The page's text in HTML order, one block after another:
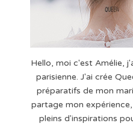
Hello, moi c'est Amélie,
parisienne. J'ai crée
préparatifs de mon
partage mon
pleins d'inspirations